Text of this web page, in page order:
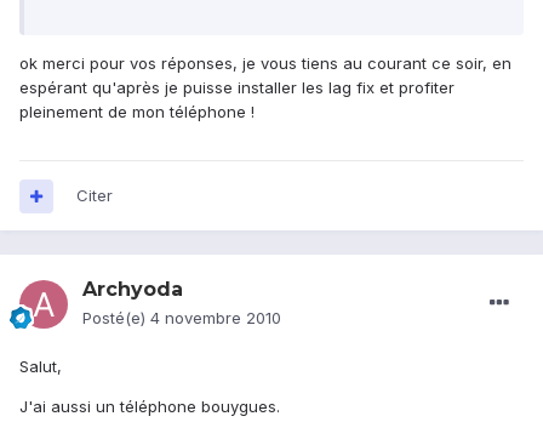
ok merci pour vos réponses, je vous tiens au courant ce soir, en
espérant qu'après je puisse installer les lag fix et profiter
pleinement de mon téléphone !
Citer
Archyoda
Posté(e) 4 novembre 2010
Salut,
J'ai aussi un téléphone bouygues.